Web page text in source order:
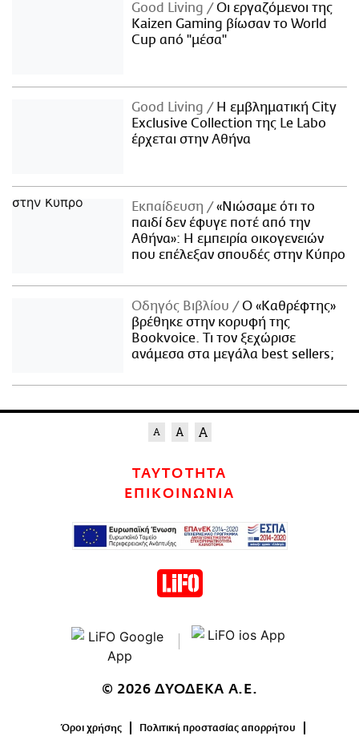
Good Living
Οι εργαζόμενοι της
Kaizen Gaming βίωσαν το World
Cup από "μέσα"
Good Living
Η εμβληματική City
Exclusive Collection της Le Labo
έρχεται στην Αθήνα
Εκπαίδευση
«Νιώσαμε ότι το
παιδί δεν έφυγε ποτέ από την
Αθήνα»: Η εμπειρία οικογενειών
που επέλεξαν σπουδές στην Κύπρο
Οδηγός Βιβλίου
Ο «Καθρέφτης»
βρέθηκε στην κορυφή της
Bookvoice. Τι τον ξεχώρισε
ανάμεσα στα μεγάλα best sellers;
ΤΑΥΤΟΤΗΤΑ
ΕΠΙΚΟΙΝΩΝΙΑ
© 2026 ΔΥΟΔΕΚΑ Α.Ε.
Όροι χρήσης
Πολιτική προστασίας απορρήτου